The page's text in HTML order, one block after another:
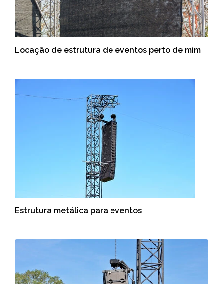
Locação de estrutura de eventos perto de mim
Estrutura metálica para eventos